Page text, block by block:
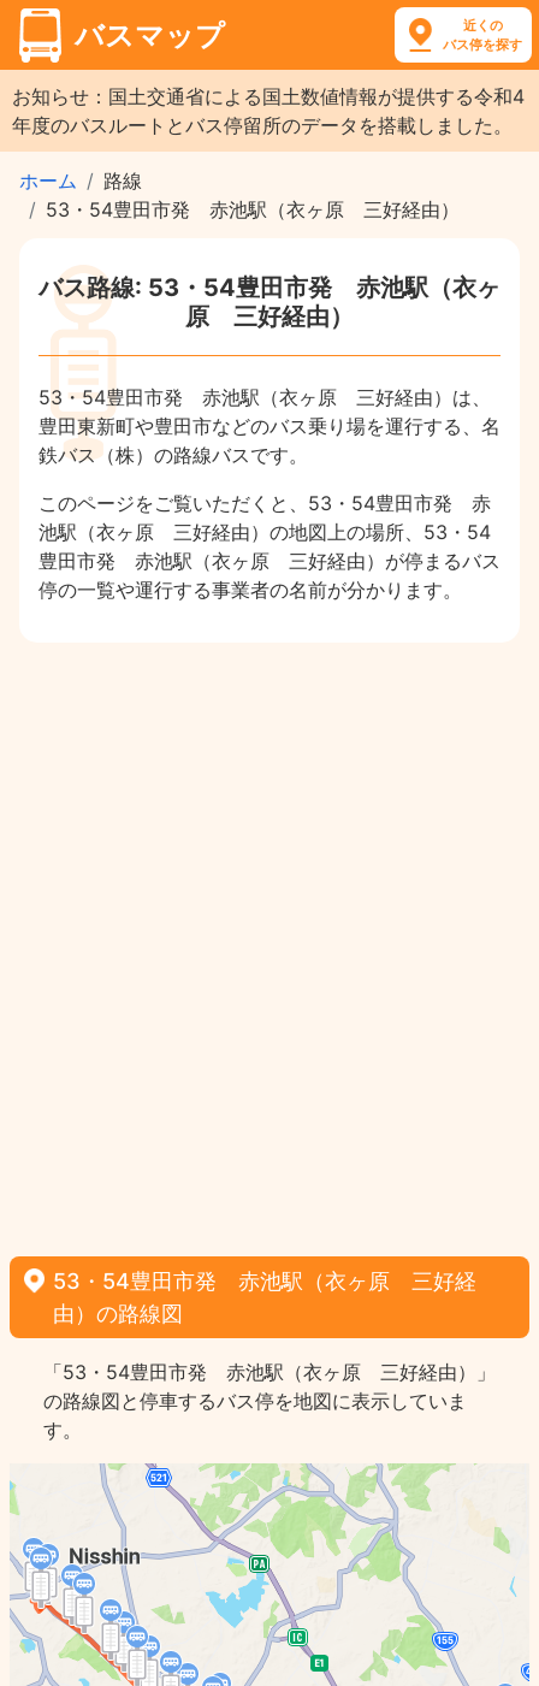
バスマップ
近くの
バス停を探す
お知らせ：国土交通省による国土数値情報が提供する令和4
年度のバスルートとバス停留所のデータを搭載しました。
ホーム
路線
53・54豊田市発 赤池駅（衣ヶ原 三好経由）
バス路線: 53・54豊田市発 赤池駅（衣ヶ
原 三好経由）
53・54豊田市発 赤池駅（衣ヶ原 三好経由）は、
豊田東新町や豊田市などのバス乗り場を運行する、名
鉄バス（株）の路線バスです。
このページをご覧いただくと、53・54豊田市発 赤
池駅（衣ヶ原 三好経由）の地図上の場所、53・54
豊田市発 赤池駅（衣ヶ原 三好経由）が停まるバス
停の一覧や運行する事業者の名前が分かります。
53・54豊田市発 赤池駅（衣ヶ原 三好経
由）の路線図
「53・54豊田市発 赤池駅（衣ヶ原 三好経由）」
の路線図と停車するバス停を地図に表示していま
す。